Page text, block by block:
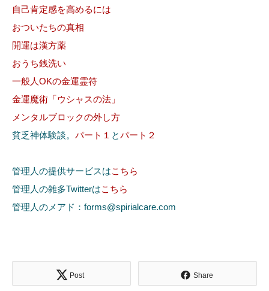
自己肯定感を高めるには
おついたちの真相
開運は漢方薬
おうち銭洗い
一般人OKの金運霊符
金運魔術「ウシャスの法」
メンタルブロックの外し方
貧乏神体験談。 パート１ とパート２
管理人の提供サービスはこちら
管理人の雑多Twitterはこちら
管理人のメアド：forms@spirialcare.com
Post Share